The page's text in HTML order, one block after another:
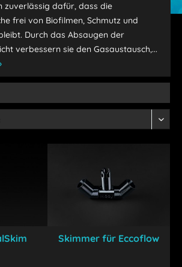
zuverlässig dafür, dass die
frei von Biofilmen, Schmutz und
Durch das Absaugen der
verbessern sie den Gasaustausch,...
Skimmer für Eccoflow